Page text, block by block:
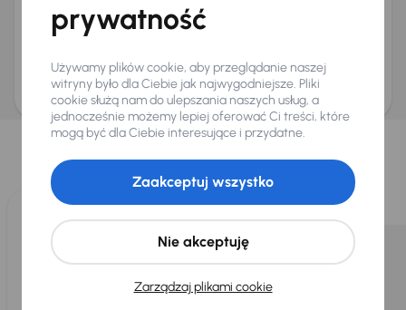
Wyślij zapytanie
ani zagwarantowaną dostępnością pojazdu. AURES Holdings a.s., z siedzibą
Dopraváků 874/15, Čimice, 184 00 Praga 8, będzie przechowywać i przetwarzać
Twoje dane osobowe zgodnie z zasadami ochrony i przetwarzaniadanych
osobowych
Wybraliśmy dla Ciebie
Wybieramy dla Ciebienajlepsze pojazdyz naszej oferty. Kupimy
dla Ciebiedo 400 pojazdówkażdego dnia.
prywatność
Używamy plików cookie, aby przeglądanie naszej
witryny było dla Ciebie jak najwygodniejsze. Pliki
cookie służą nam do ulepszania naszych usług, a
jednocześnie możemy lepiej oferować Ci treści, które
mogą być dla Ciebie interesujące i przydatne.
Zarządzaj plikami cookie
Nie akceptuję
Zaakceptuj wszystko